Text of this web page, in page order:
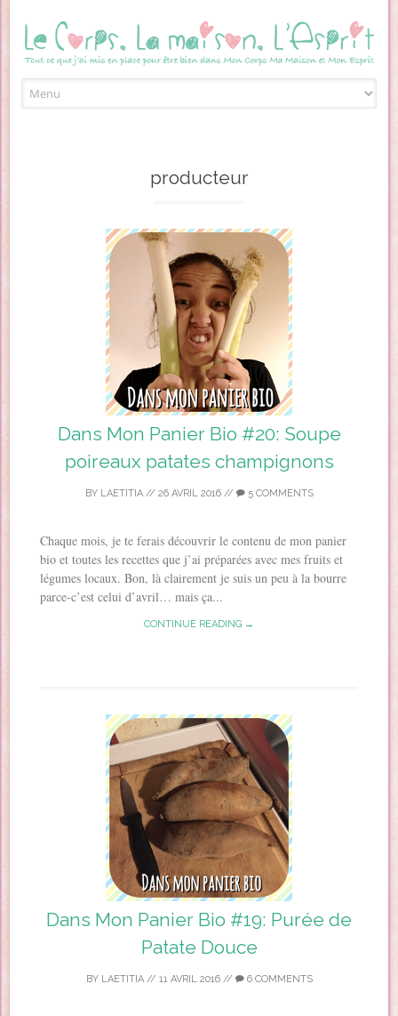
producteur
Dans Mon Panier Bio #20: Soupe
poireaux patates champignons
BY LAETITIA// 26 AVRIL 2016// 5 COMMENTS
Chaque mois, je te ferais découvrir le contenu de mon panier
bio et toutes les recettes que j’ai préparées avec mes fruits et
légumes locaux. Bon, là clairement je suis un peu à la bourre
parce-c’est celui d’avril… mais ça...
CONTINUE READING →
Dans Mon Panier Bio #19: Purée de
Patate Douce
BY LAETITIA// 11 AVRIL 2016// 6 COMMENTS